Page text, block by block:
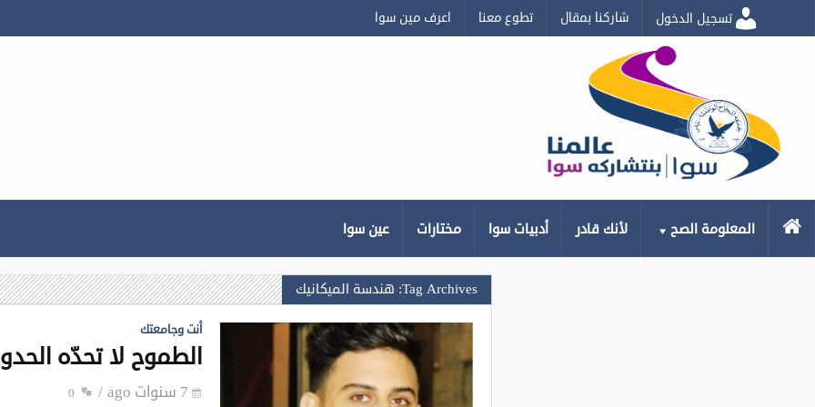
تسجيل الدخول شاركنا بمقال تطوع معنا اعرف مين سوا
الرئيسيةالمعلومة الصح لأنك قادر أدبيات سوا مختارات عين سوا
Tag Archives: هندسة الميكانيك
أنت وجامعتك
الطموح لا تحدّه
7 سنوات ago 0